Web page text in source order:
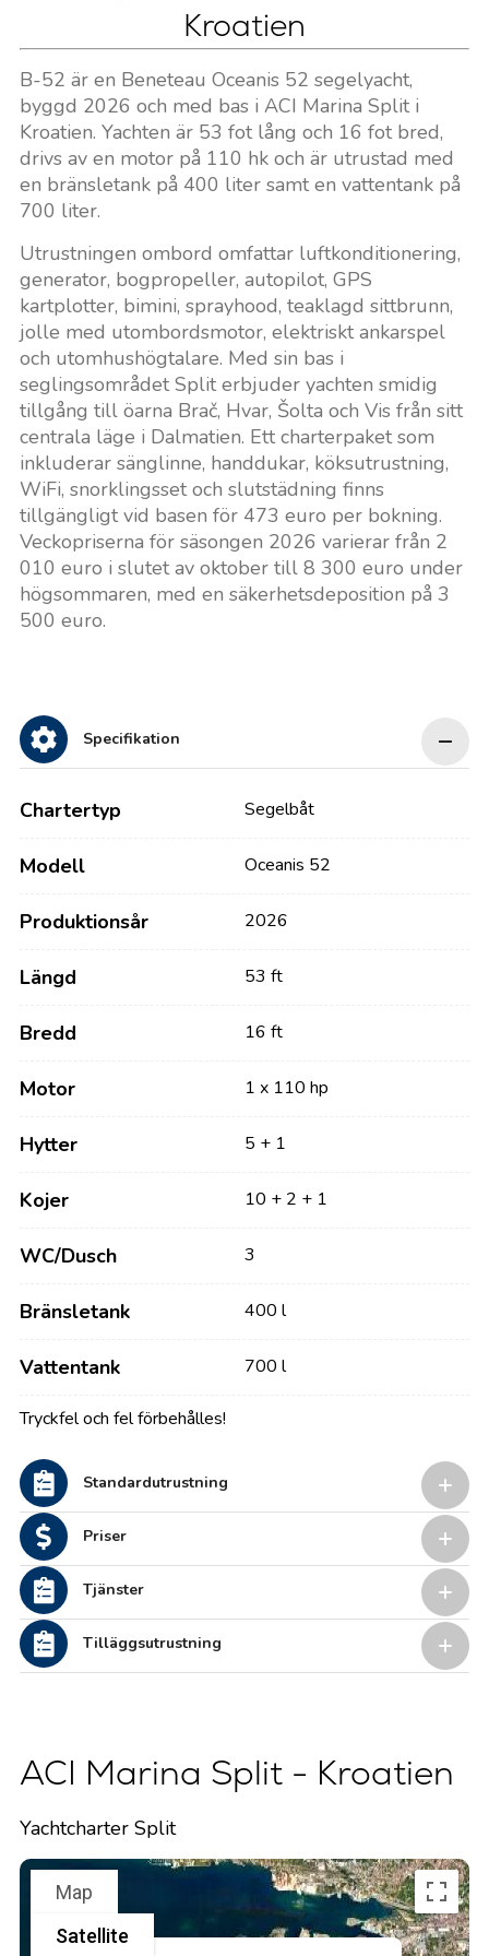
Kroatien
B-52 är en Beneteau Oceanis 52 segelyacht,
byggd 2026 och med bas i ACI Marina Split i
Kroatien. Yachten är 53 fot lång och 16 fot bred,
drivs av en motor på 110 hk och är utrustad med
en bränsletank på 400 liter samt en vattentank på
700 liter.
Utrustningen ombord omfattar luftkonditionering,
generator, bogpropeller, autopilot, GPS
kartplotter, bimini, sprayhood, teaklagd sittbrunn,
jolle med utombordsmotor, elektriskt ankarspel
och utomhushögtalare. Med sin bas i
seglingsområdet Split erbjuder yachten smidig
tillgång till öarna Brač, Hvar, Šolta och Vis från sitt
centrala läge i Dalmatien. Ett charterpaket som
inkluderar sänglinne, handdukar, köksutrustning,
WiFi, snorklingsset och slutstädning finns
tillgängligt vid basen för 473 euro per bokning.
Veckopriserna för säsongen 2026 varierar från 2
010 euro i slutet av oktober till 8 300 euro under
högsommaren, med en säkerhetsdeposition på 3
500 euro.
Specifikation
Chartertyp Segelbåt
Modell Oceanis 52
Produktionsår 2026
Längd 53 ft
Bredd 16 ft
Motor 1 x 110 hp
Hytter 5 + 1
Kojer 10 + 2 + 1
WC/Dusch 3
Bränsletank 400 l
Vattentank 700 l
Tryckfel och fel förbehålles!
Standardutrustning
Priser
Tjänster
Tilläggsutrustning
ACI Marina Split - Kroatien
Yachtcharter Split
Map
Satellite